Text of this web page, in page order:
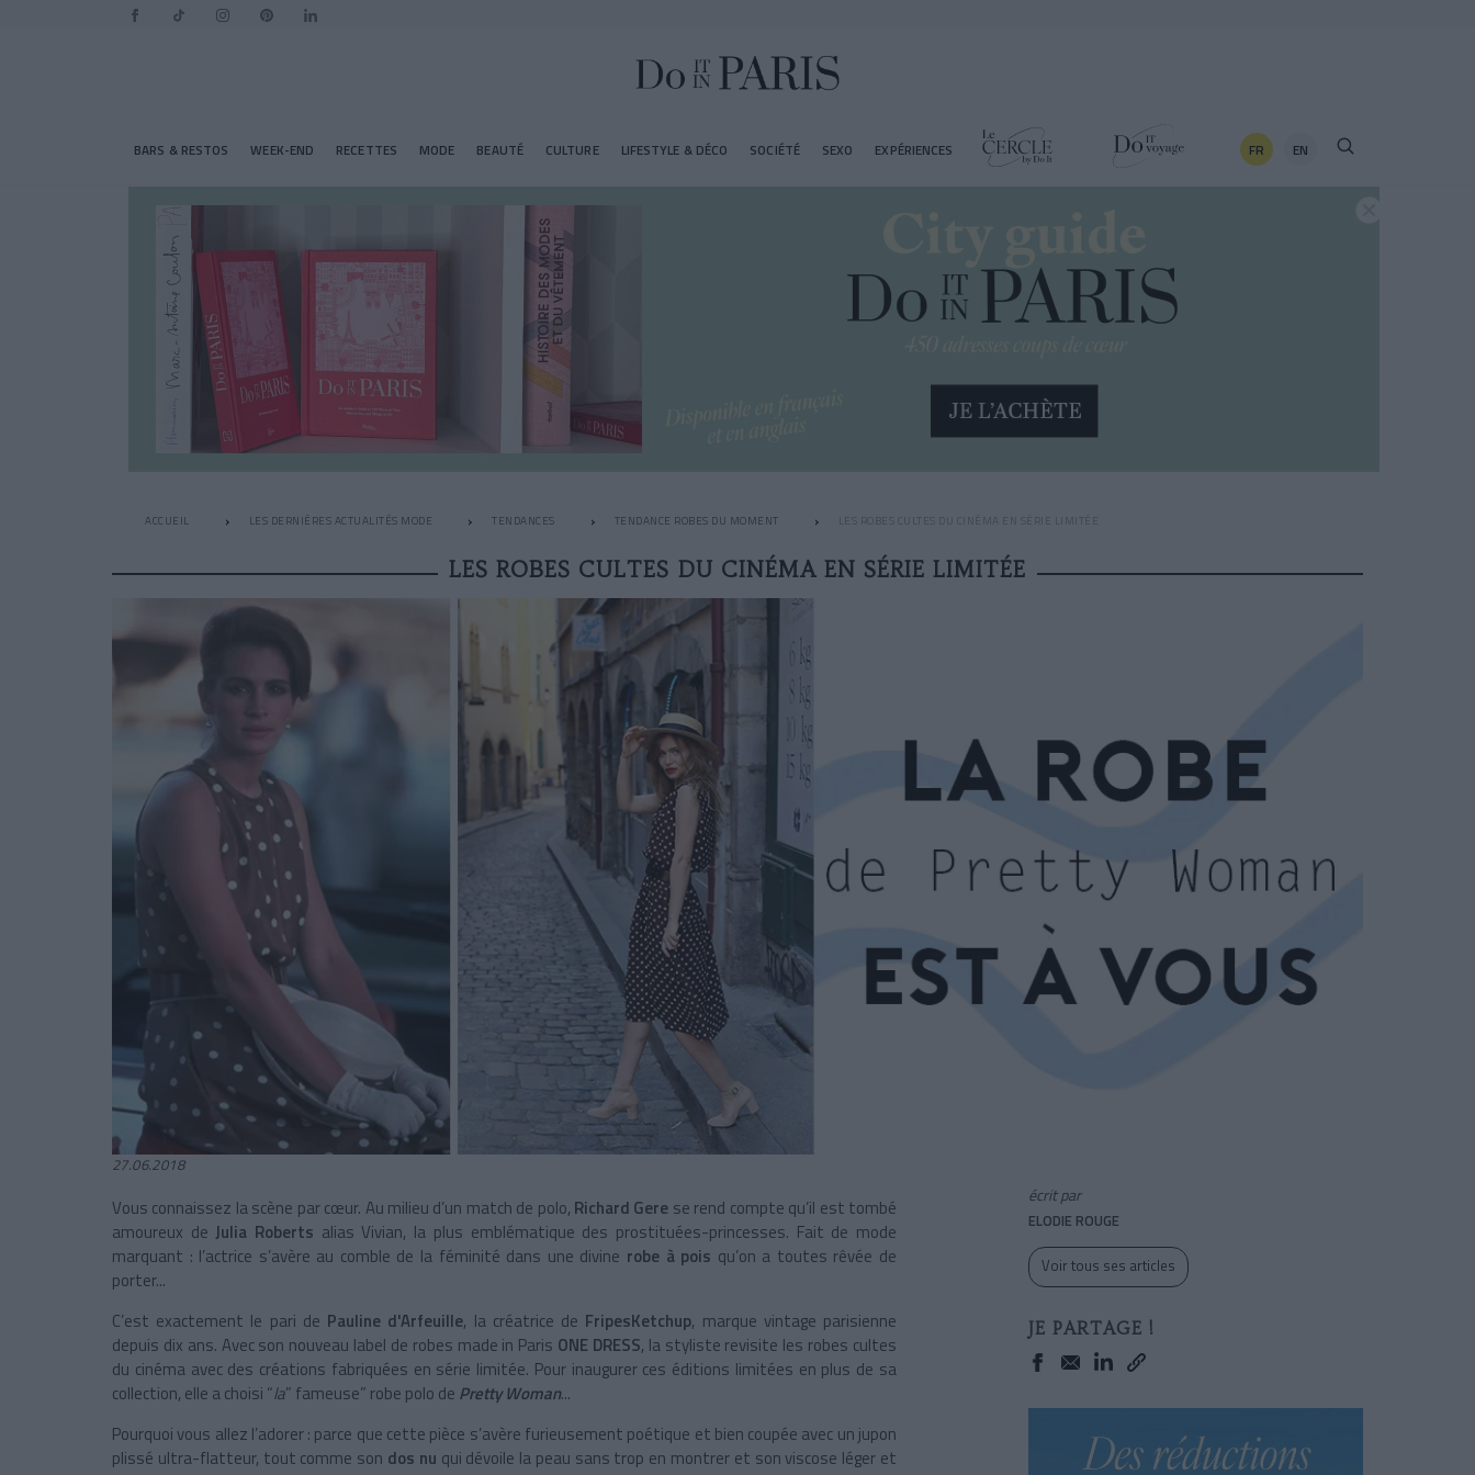
BARS & RESTOS WEEK-END RECETTES MODE BEAUTÉ CULTURE LIFESTYLE & DÉCO SOCIÉTÉ SEXO EXPÉRIENCES FR EN
ACCUEIL LES DERNIÈRES ACTUALITÉS MODE TENDANCES TENDANCE ROBES DU MOMENT LES ROBES CULTES DU CINÉMA EN SÉRIE LIMITÉE
LES ROBES CULTES DU CINÉMA EN SÉRIE LIMITÉE
27.06.2018
Vous connaissez la scène par cœur. Au milieu d’un match de polo, Richard Gere se rend compte qu’il est tombé
amoureux deJulia Roberts alias Vivian, la plus emblématique des prostituées-princesses. Fait de mode
marquant : l’actrice s’avère au comble de la féminité dans une divine robe à pois qu’on a toutes rêvée de
porter...
C’est exactement le pari de Pauline d'Arfeuille, la créatrice de FripesKetchup, marque vintage parisienne
depuis dix ans. Avec son nouveau label de robes made in Paris ONE DRESS, la styliste revisite les robes cultes
du cinéma avec des créations fabriquées en série limitée. Pour inaugurer ces éditions limitées en plus de sa
collection, elle a choisi “la” fameuse” robe polo de Pretty Woman...
Pourquoi vous allez l’adorer : parce que cette pièce s’avère furieusement poétique et bien coupée avec un jupon
plissé ultra-flatteur, tout comme son dos nu qui dévoile la peau sans trop en montrer et son viscose léger et
écrit par
ELODIE ROUGE
Voir tous ses articles
JE PARTAGE !